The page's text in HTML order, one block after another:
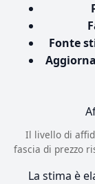
Fonte
Il livello di
fascia di prezzo
La stima è